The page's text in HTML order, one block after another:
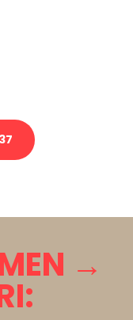
→